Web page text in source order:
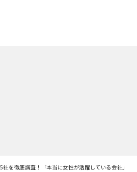
社を徹底調査！「本当に女性が活躍している会社」